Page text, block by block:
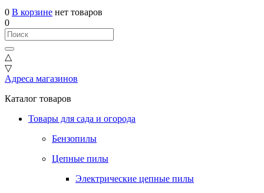
0 В корзине нет товаров
0
△
▽
Адреса магазинов
Каталог товаров
Товары для сада и огорода
Бензопилы
Цепные пилы
Электрические цепные пилы